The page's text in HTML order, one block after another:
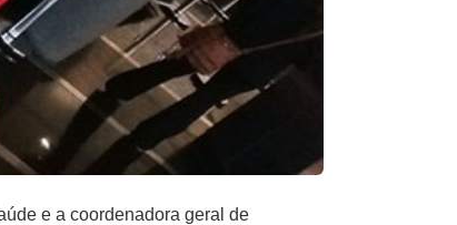
e a coordenadora geral de